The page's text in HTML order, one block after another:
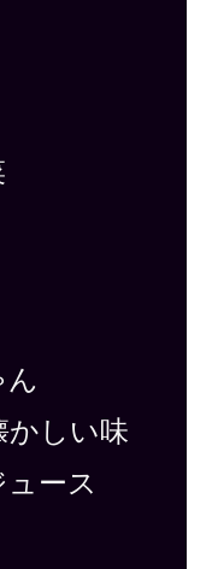
ん
かしい味
ース